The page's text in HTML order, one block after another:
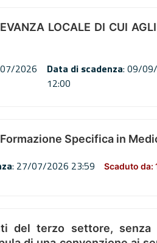
LOCALE DI CUI
2026
Data di scadenza: 09/
12:00
Specifica in
: 27/07/2026 23:59 Scaduto da:
del terzo settore,